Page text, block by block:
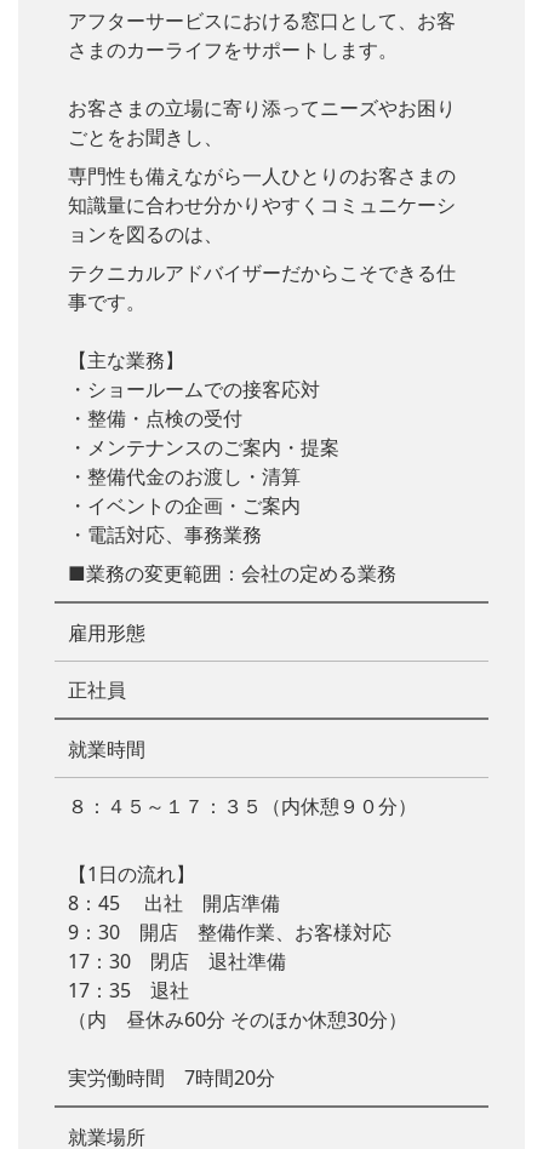
アフターサービスにおける窓口として、お客
さまのカーライフをサポートします。
お客さまの立場に寄り添ってニーズやお困り
ごとをお聞きし、
専門性も備えながら一人ひとりのお客さまの
知識量に合わせ分かりやすくコミュニケーシ
ョンを図るのは、
テクニカルアドバイザーだからこそできる仕
事です。
【主な業務】
・ショールームでの接客応対
・整備・点検の受付
・メンテナンスのご案内・提案
・整備代金のお渡し・清算
・イベントの企画・ご案内
・電話対応、事務業務
■業務の変更範囲：会社の定める業務
雇用形態
正社員
就業時間
８：４５～１７：３５（内休憩９０分）
【1日の流れ】
8：45 出社 開店準備
9：30 開店 整備作業、お客様対応
17：30 閉店 退社準備
17：35 退社
（内 昼休み60分 そのほか休憩30分）
実労働時間 7時間20分
就業場所